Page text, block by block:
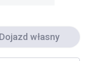
Dojazd własny